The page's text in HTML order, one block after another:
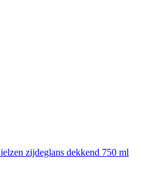
zijdeglans dekkend 750 ml